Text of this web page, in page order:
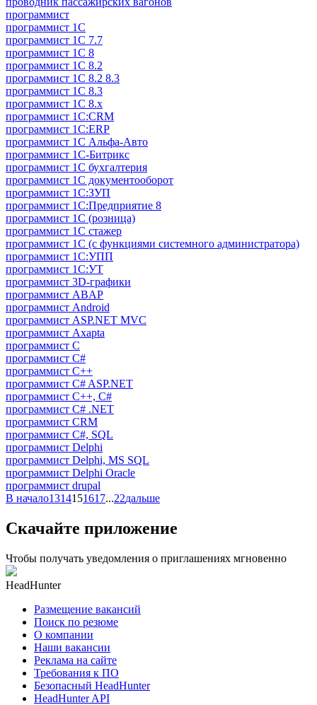
программист
программист 1C
программист 1C 7.7
программист 1C 8
программист 1C 8.2
программист 1С 8.2 8.3
программист 1С 8.3
программист 1С 8.х
программист 1С:CRM
программист 1С:ERP
программист 1С Альфа-Авто
программист 1С-Битрикс
программист 1С бухгалтерия
программист 1С документооборот
программист 1С:ЗУП
программист 1С:Предприятие 8
программист 1С (розница)
программист 1С стажер
программист 1С (с функциями системного администратора)
программист 1С:УПП
программист 1С:УТ
программист 3D-графики
программист ABAP
программист Android
программист ASP.NET MVC
программист Axapta
программист C
программист C#
программист C++
программист C# ASP.NET
программист C++, C#
программист C# .NET
программист CRM
программист C#, SQL
программист Delphi
программист Delphi, MS SQL
программист Delphi Oracle
программист drupal
В начало1314151617...22дальше
Скачайте приложение
Чтобы получать уведомления о приглашениях мгновенно
HeadHunter
Размещение вакансий
Поиск по резюме
О компании
Наши вакансии
Реклама на сайте
Требования к ПО
Безопасный HeadHunter
HeadHunter API